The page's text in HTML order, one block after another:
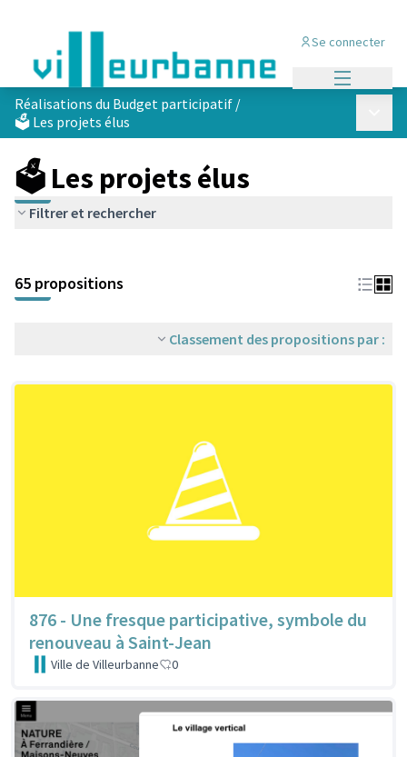
Se connecter
Réalisations du Budget participatif /
🗳️ Les projets élus
🗳️ Les projets élus
Filtrer et rechercher
+
−
65 propositions
Classement des propositions par :
876 - Une fresque participative, symbole du
renouveau à Saint-Jean
Ville de Villeurbanne 0